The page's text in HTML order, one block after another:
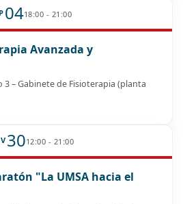
0418:00 - 21:00
Avanzada y
3 – Gabinete de Fisioterapia (planta
3012:00 - 21:00
"La UMSA hacia el